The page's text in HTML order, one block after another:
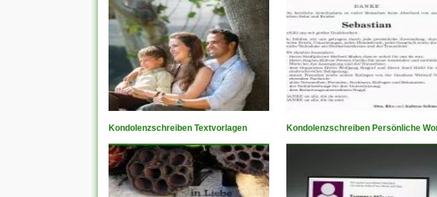
Kondolenzschreiben Textvorlagen Kondolenzschreiben Persönliche